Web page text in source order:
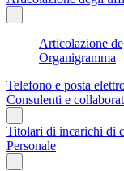
Articolazione
Organigramma
Telefono e posta
Consulenti e
Titolari di incarichi di
Personale